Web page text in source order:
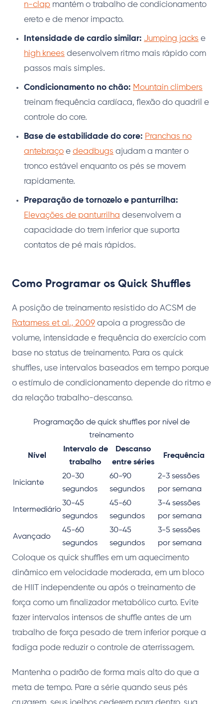
n-clap mantém o trabalho de condicionamento
ereto e de menor impacto.
Intensidade de cardio similar: Jumping jacks e
high knees desenvolvem ritmo mais rápido com
passos mais simples.
Condicionamento no chão: Mountain climbers
treinam frequência cardíaca, flexão do quadril e
controle do core.
Base de estabilidade do core: Pranchas no
antebraço e deadbugs ajudam a manter o
tronco estável enquanto os pés se movem
rapidamente.
Preparação de tornozelo e panturrilha:
Elevações de panturrilha desenvolvem a
capacidade do trem inferior que suporta
contatos de pé mais rápidos.
Como Programar os Quick Shuffles
A posição de treinamento resistido do ACSM de
Ratamess et al., 2009 apoia a progressão de
volume, intensidade e frequência do exercício com
base no status de treinamento. Para os quick
shuffles, use intervalos baseados em tempo porque
o estímulo de condicionamento depende do ritmo e
da relação trabalho-descanso.
Programação de quick shuffles por nível de
treinamento
Nível
Intervalo de
trabalho
Descanso
entre séries
Frequência
Iniciante
20-30
segundos
60-90
segundos
2-3 sessões
por semana
Intermediário
30-45
segundos
45-60
segundos
3-4 sessões
por semana
Avançado
45-60
segundos
30-45
segundos
3-5 sessões
por semana
Coloque os quick shuffles em um aquecimento
dinâmico em velocidade moderada, em um bloco
de HIIT independente ou após o treinamento de
força como um finalizador metabólico curto. Evite
fazer intervalos intensos de shuffle antes de um
trabalho de força pesado de trem inferior porque a
fadiga pode reduzir o controle de aterrissagem.
Mantenha o padrão de forma mais alto do que a
meta de tempo. Pare a série quando seus pés